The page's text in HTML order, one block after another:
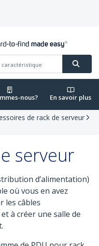
nous? En savoir plus
de rack de serveur
serveur
d’alimentation)
où vous en avez
les câbles
à créer une salle de